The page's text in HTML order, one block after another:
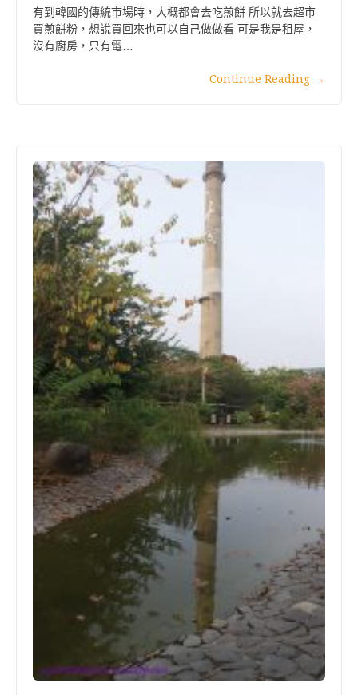
有到韓國的傳統市場時，大概都會去吃煎餅 所以就去超市
買煎餅粉，想說買回來也可以自己做做看 可是我是租屋，
沒有廚房，只有電…
Continue Reading →